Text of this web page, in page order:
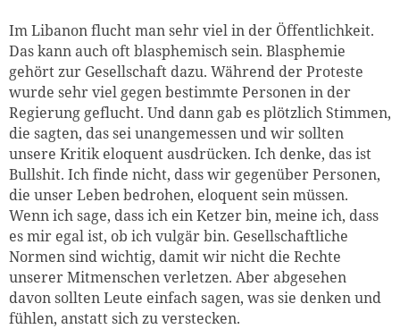
Im Libanon flucht man sehr viel in der Öffentlichkeit.
Das kann auch oft blasphemisch sein. Blasphemie
gehört zur Gesellschaft dazu. Während der Proteste
wurde sehr viel gegen bestimmte Personen in der
Regierung geflucht. Und dann gab es plötzlich Stimmen,
die sagten, das sei unangemessen und wir sollten
unsere Kritik eloquent ausdrücken. Ich denke, das ist
Bullshit. Ich finde nicht, dass wir gegenüber Personen,
die unser Leben bedrohen, eloquent sein müssen.
Wenn ich sage, dass ich ein Ketzer bin, meine ich, dass
es mir egal ist, ob ich vulgär bin. Gesellschaftliche
Normen sind wichtig, damit wir nicht die Rechte
unserer Mitmenschen verletzen. Aber abgesehen
davon sollten Leute einfach sagen, was sie denken und
fühlen, anstatt sich zu verstecken.